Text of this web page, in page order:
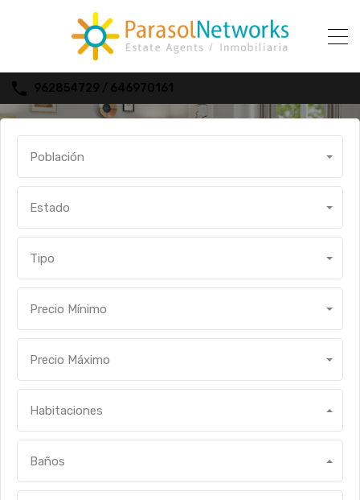
962854729 / 646970161
Compare Properties
Población
Estado
Tipo
Precio Mínimo
Precio Máximo
Habitaciones
Baños